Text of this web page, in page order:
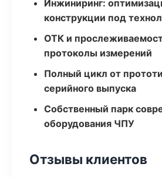
Инжиниринг:
конструкции под
ОТК и
протоколы измерений
Полный цикл от
серийного выпуска
Собственный парк
оборудования ЧПУ
Отзывы клиентов